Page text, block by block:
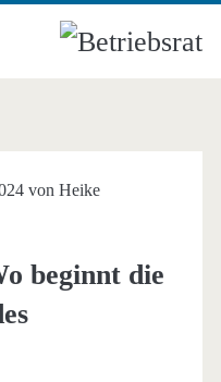
von Heike
beginnt die